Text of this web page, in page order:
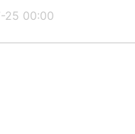
25 00:00